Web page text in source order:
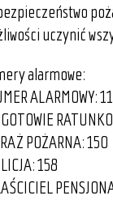
uczynić
alarmowe:
ALARMOWY:
POŻARNA: 150
158